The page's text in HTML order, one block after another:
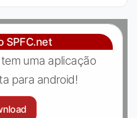
SPFC.net
uma aplicação
para android!